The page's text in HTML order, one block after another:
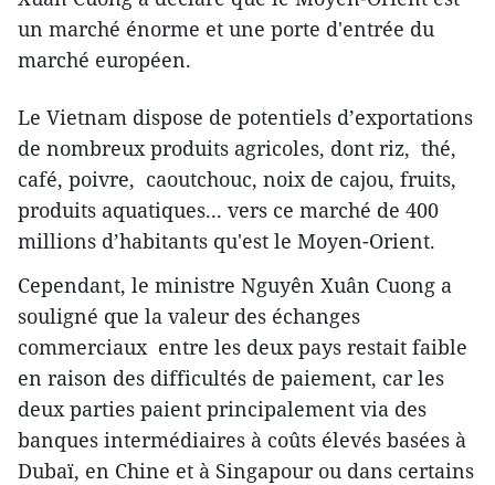
un marché énorme et une porte d'entrée ​du
marché européen.
Le Vietnam dispose de potentiels d’exportations
de nombreux produits agricoles, dont riz, thé,
café, poivre, caoutchouc, noix de cajou, fruits,
produits aquatiques... vers ​ce marché de 400
millions d’habitants ​qu'est le Moyen-Orient.
Cependant, le ministre Nguyên Xuân Cuong a
souligné que la valeur d​es échanges
commerciaux entre les deux pays res​tait faible
en raison des difficultés de paiement, car les
deux parties paient principalement via des
banques intermédiaires à coûts élevés basées à
Dubaï, en Chine et à Singapour ou dans certains